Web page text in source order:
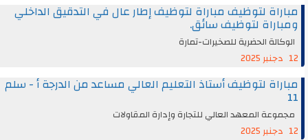
مباراة لتوظيف مباراة لتوظيف إطار عال في التدقيق الداخلي
ومباراة لتوظيف سائق.
الوكالة الحضرية للصخيرات-تمارة
12 دجنبر 2025
مباراة لتوظيف أستاذ التعليم العالي مساعد من الدرجة أ - سلم
11
مجموعة المعهد العالي للتجارة وإدارة المقاولات
12 دجنبر 2025